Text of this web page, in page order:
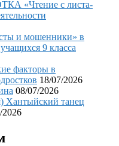
«Чтение с листа-
и мошенники» в
9 класса
факторы в
18/07/2026
08/07/2026
Хантыйский танец
2026